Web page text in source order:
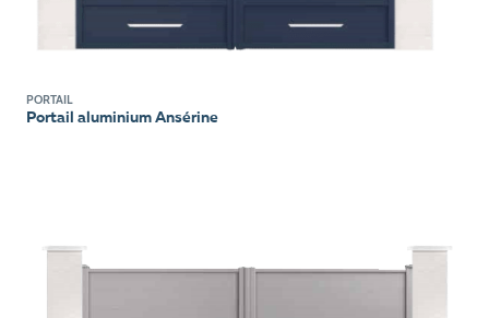
PORTAIL
Portail aluminium Ansérine